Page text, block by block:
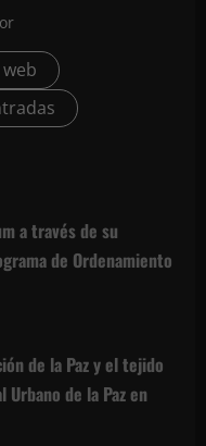
a través de su
de Ordenamiento
de la Paz y el tejido
de la Paz en